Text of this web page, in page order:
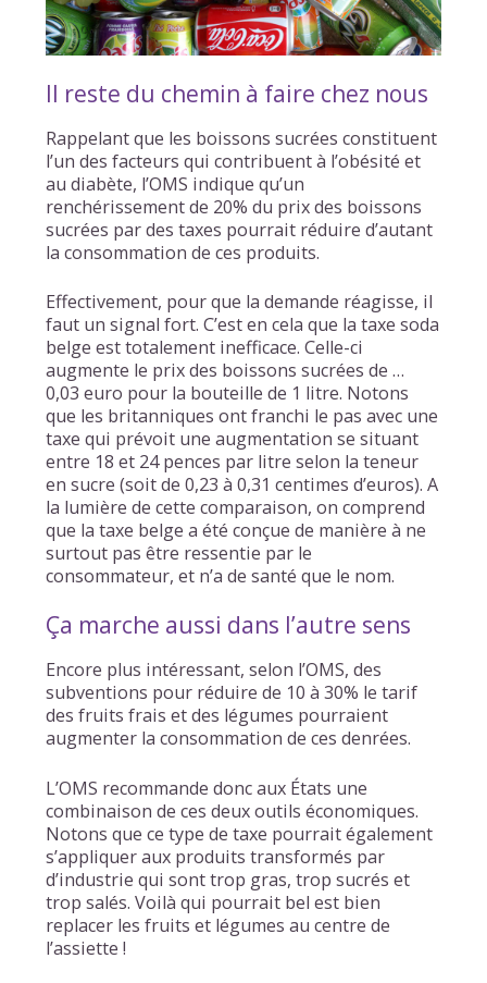
Il reste du chemin à faire chez nous
Rappelant que les boissons sucrées constituent
l’un des facteurs qui contribuent à l’obésité et
au diabète, l’OMS indique qu’un
renchérissement de 20% du prix des boissons
sucrées par des taxes pourrait réduire d’autant
la consommation de ces produits.
Effectivement, pour que la demande réagisse, il
faut un signal fort. C’est en cela que la taxe soda
belge est totalement inefficace. Celle-ci
augmente le prix des boissons sucrées de …
0,03 euro pour la bouteille de 1 litre. Notons
que les britanniques ont franchi le pas avec une
taxe qui prévoit une augmentation se situant
entre 18 et 24 pences par litre selon la teneur
en sucre (soit de 0,23 à 0,31 centimes d’euros). A
la lumière de cette comparaison, on comprend
que la taxe belge a été conçue de manière à ne
surtout pas être ressentie par le
consommateur, et n’a de santé que le nom.
Ça marche aussi dans l’autre sens
Encore plus intéressant, selon l’OMS, des
subventions pour réduire de 10 à 30% le tarif
des fruits frais et des légumes pourraient
augmenter la consommation de ces denrées.
L’OMS recommande donc aux États une
combinaison de ces deux outils économiques.
Notons que ce type de taxe pourrait également
s’appliquer aux produits transformés par
d’industrie qui sont trop gras, trop sucrés et
trop salés. Voilà qui pourrait bel est bien
replacer les fruits et légumes au centre de
l’assiette !